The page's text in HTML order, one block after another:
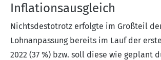
Inflationsausgleich
Nichtsdestotrotz erfolgte im Großteil
Lohnanpassung bereits im Lauf der
2022 (37 %) bzw. soll diese wie geplant